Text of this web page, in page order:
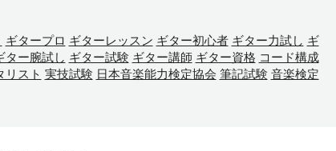
ギタープロ ギターレッスン ギター初心者 ギター力試し ギ
ター腕試し ギター試験 ギター講師 ギター資格 コード構成
リスト 実技試験 日本音楽能力検定協会 筆記試験 音楽検定